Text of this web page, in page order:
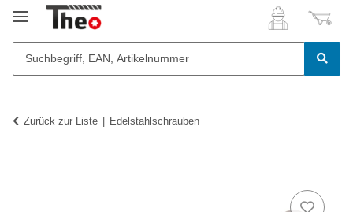
Zurück zur Liste Edelstahlschrauben